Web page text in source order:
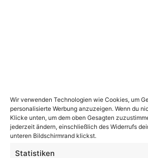
Wir verwenden Technologien wie Cookies, um
personalisierte Werbung anzuzeigen. Wenn du
Klicke unten, um dem oben Gesagten
jederzeit ändern, einschließlich des Widerrufs
unteren Bildschirmrand klickst.
Statistiken